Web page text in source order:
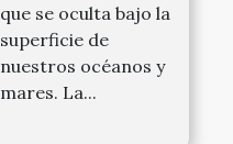
desconocidos
que se oculta bajo la
superficie de
nuestros océanos y
mares. La...